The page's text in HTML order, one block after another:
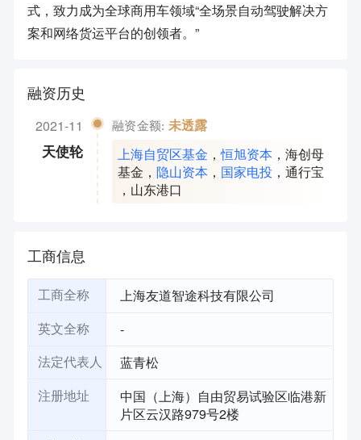
式，致力成为全球商用车领域“全场景自动驾驶解决方
案和网络货运平台的创领者。”
融资历史
2021-11
天使轮
融资金额: 未透露
上海自贸区基金 ，恒旭资本 ，海创母
基金 ，隐山资本 ， 国家电投 ，通行宝
， 山东港口
工商信息
工商全称 上海友道智途科技有限公司
英文全称 -
法定代表人 蓝青松
注册地址
中国（上海）自由贸易试验区临港新
片区云汉路979号2楼